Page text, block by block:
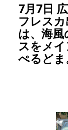
7月7日
フレス
は、海
スをメ
ぺるどま